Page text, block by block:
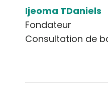
Ijeoma TDaniels
Fondateur
Consultation de